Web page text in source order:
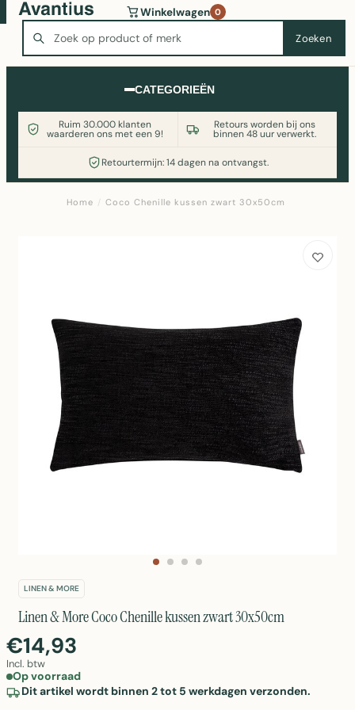
Zoeken
Winkelwagen 0
CATEGORIEËN
Ruim 30.000 klanten
waarderen ons met een 9!
Retours worden bij ons
binnen 48 uur verwerkt.
Retourtermijn: 14 dagen na ontvangst.
Wasmachine of koelkast nodig? Vergelijk alle prijzen op
Witgoedaanbod.nl
Home / Coco Chenille kussen zwart 30x50cm
LINEN & MORE
Linen & More Coco Chenille kussen zwart 30x50cm
€14,93
Incl. btw
Op voorraad
Dit artikel wordt binnen 2 tot 5 werkdagen verzonden.